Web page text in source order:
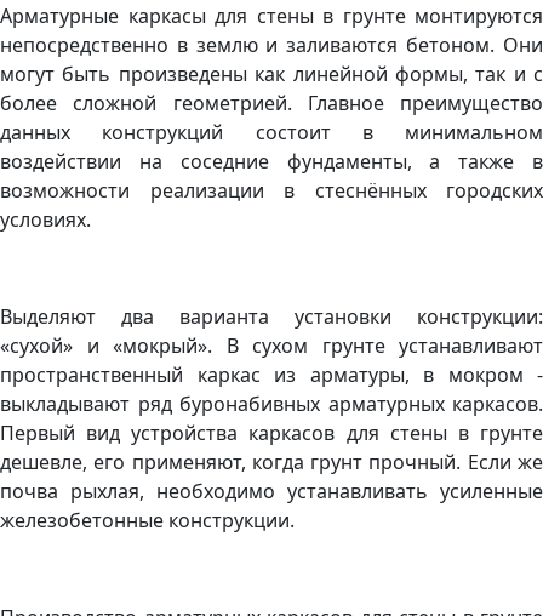
Арматурные каркасы для стены в грунте монтируются
непосредственно в землю и заливаются бетоном. Они
могут быть произведены как линейной формы, так и с
более сложной геометрией. Главное преимущество
данных конструкций состоит в минимальном
воздействии на соседние фундаменты, а также в
возможности реализации в стеснённых городских
условиях.
Выделяют два варианта установки конструкции:
«сухой» и «мокрый». В сухом грунте устанавливают
пространственный каркас из арматуры, в мокром -
выкладывают ряд буронабивных арматурных каркасов.
Первый вид устройства каркасов для стены в грунте
дешевле, его применяют, когда грунт прочный. Если же
почва рыхлая, необходимо устанавливать усиленные
железобетонные конструкции.